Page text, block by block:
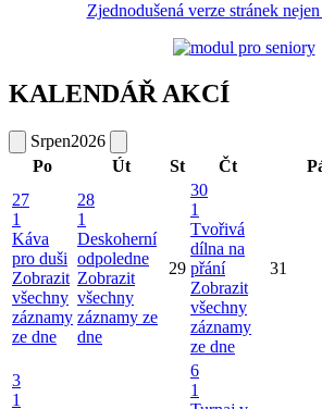
Zjednodušená verze stránek
KALENDÁŘ AKCÍ
Srpen2026
Po
Út St Čt
27
1
Káva
pro duši
Zobrazit
všechny
záznamy
ze dne
28
1
Deskoherní
odpoledne
Zobrazit
všechny
záznamy ze
dne
29
30
1
Tvořivá
dílna na
přání
Zobrazit
všechny
záznamy
ze dne
31
3
1
6
1